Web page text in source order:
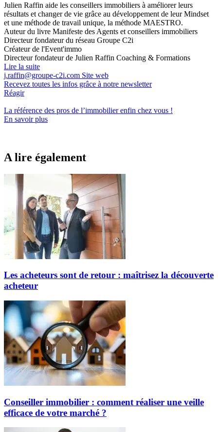
Julien Raffin aide les conseillers immobiliers à améliorer leurs
résultats et changer de vie grâce au développement de leur Mindset
et une méthode de travail unique, la méthode MAESTRO.
Auteur du livre Manifeste des Agents et conseillers immobiliers
Directeur fondateur du réseau Groupe C2i
Créateur de l'Event'immo
Directeur fondateur de Julien Raffin Coaching & Formations
Lire la suite
j.raffin@groupe-c2i.com Site web
Recevez toutes les infos grâce à notre newsletter
Réagir
La référence des pros de l’immobilierenfin chez vous !
En savoir plus
A lire également
Les acheteurs sont de retour : maîtrisez la découverte
acheteur
Conseiller immobilier : comment réaliser une veille
efficace de votre marché ?